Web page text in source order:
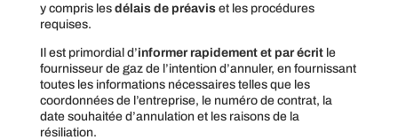
y compris les délais de préaviset les procédures
requises.
Il est primordial d’informer rapidement et par écritle
fournisseur de gaz de l’intention d’annuler, en fournissant
toutes les informations nécessaires telles que les
coordonnées de l’entreprise, le numéro de contrat, la
date souhaitée d’annulation et les raisons de la
résiliation.